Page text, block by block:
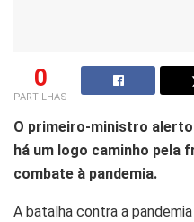
0
PARTILHAS
O primeiro-ministro
há um logo caminho pela
combate à pandemia.
A batalha contra a